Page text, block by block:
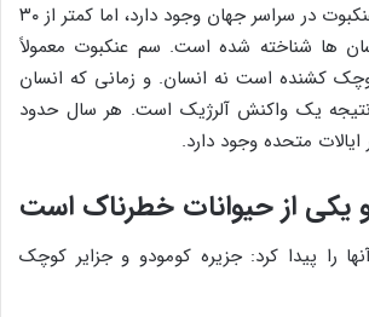
بیش از ۴۳۰۰۰ گونه عنکبوت در سراسر جهان وجود دارد، اما کمتر از ۳۰
ها شناخته شده است. سم عنکبوت معمولاً
کشنده است نه انسان. و زمانی که انسان
یک واکنش آلرژیک است. هر سال حدود
متحده وجود دارد.
یکی از حیوانات خطرناک است
را پیدا کرد: جزیره کومودو و جزایر کوچک